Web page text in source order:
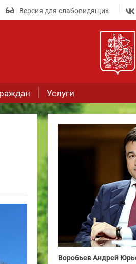
Версия для слабовидящих
Услуги
Воробьев Андрей